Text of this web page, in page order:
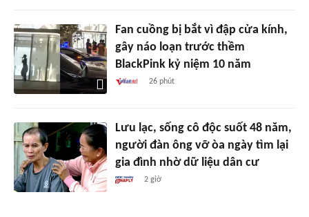
Fan cuồng bị bắt vì đập cửa kính,
gây náo loạn trước thềm
BlackPink kỷ niệm 10 năm
26 phút
Lưu lạc, sống cô độc suốt 48 năm,
người đàn ông vỡ òa ngày tìm lại
gia đình nhờ dữ liệu dân cư
2 giờ